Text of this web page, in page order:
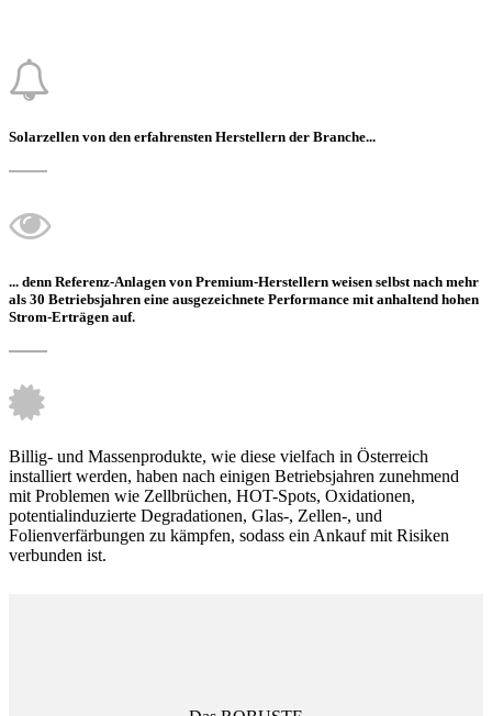
Solarzellen von den erfahrensten Herstellern der Branche...
... denn Referenz-Anlagen von Premium-Herstellern weisen selbst nach mehr
als 30 Betriebsjahren eine ausgezeichnete Performance mit anhaltend hohen
Strom-Erträgen auf.
Billig- und Massenprodukte, wie diese vielfach in Österreich
installiert werden, haben nach einigen Betriebsjahren zunehmend
mit Problemen wie Zellbrüchen, HOT-Spots, Oxidationen,
potentialinduzierte Degradationen, Glas-, Zellen-, und
Folienverfärbungen zu kämpfen, sodass ein Ankauf mit Risiken
verbunden ist.